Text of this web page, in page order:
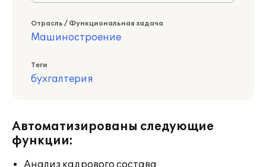
Отрасль / Функциональная задача
Машиностроение
Теги
бухгалтерия
Автоматизированы следующие
функции:
Анализ кадрового состава